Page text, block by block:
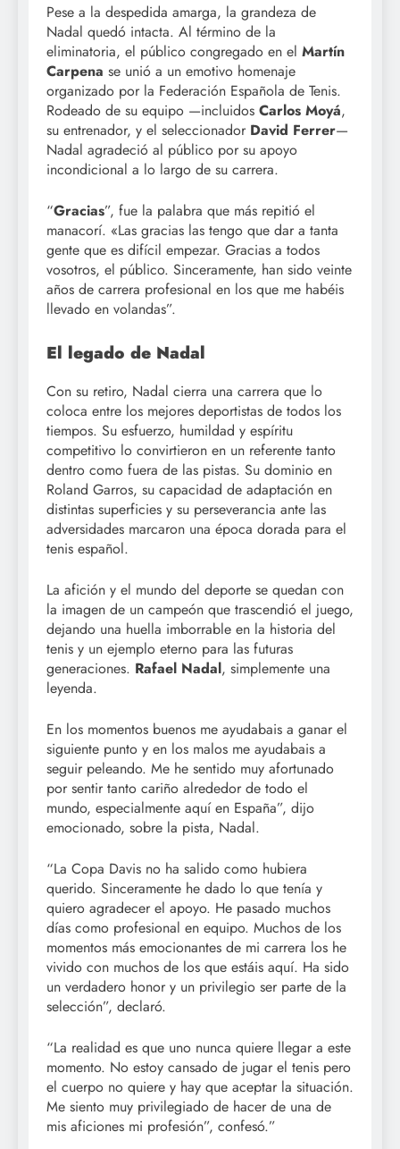
Pese a la despedida amarga, la grandeza de
Nadal quedó intacta. Al término de la
eliminatoria, el público congregado en el Martín
Carpena se unió a un emotivo homenaje
organizado por la Federación Española de Tenis.
Rodeado de su equipo —incluidos Carlos Moyá,
su entrenador, y el seleccionador David Ferrer—
Nadal agradeció al público por su apoyo
incondicional a lo largo de su carrera.
“Gracias”, fue la palabra que más repitió el
manacorí. «Las gracias las tengo que dar a tanta
gente que es difícil empezar. Gracias a todos
vosotros, el público. Sinceramente, han sido veinte
años de carrera profesional en los que me habéis
llevado en volandas”.
El legado de Nadal
Con su retiro, Nadal cierra una carrera que lo
coloca entre los mejores deportistas de todos los
tiempos. Su esfuerzo, humildad y espíritu
competitivo lo convirtieron en un referente tanto
dentro como fuera de las pistas. Su dominio en
Roland Garros, su capacidad de adaptación en
distintas superficies y su perseverancia ante las
adversidades marcaron una época dorada para el
tenis español.
La afición y el mundo del deporte se quedan con
la imagen de un campeón que trascendió el juego,
dejando una huella imborrable en la historia del
tenis y un ejemplo eterno para las futuras
generaciones. Rafael Nadal, simplemente una
leyenda.
En los momentos buenos me ayudabais a ganar el
siguiente punto y en los malos me ayudabais a
seguir peleando. Me he sentido muy afortunado
por sentir tanto cariño alrededor de todo el
mundo, especialmente aquí en España”, dijo
emocionado, sobre la pista, Nadal.
“La Copa Davis no ha salido como hubiera
querido. Sinceramente he dado lo que tenía y
quiero agradecer el apoyo. He pasado muchos
días como profesional en equipo. Muchos de los
momentos más emocionantes de mi carrera los he
vivido con muchos de los que estáis aquí. Ha sido
un verdadero honor y un privilegio ser parte de la
selección”, declaró.
“La realidad es que uno nunca quiere llegar a este
momento. No estoy cansado de jugar el tenis pero
el cuerpo no quiere y hay que aceptar la situación.
Me siento muy privilegiado de hacer de una de
mis aficiones mi profesión”, confesó.”